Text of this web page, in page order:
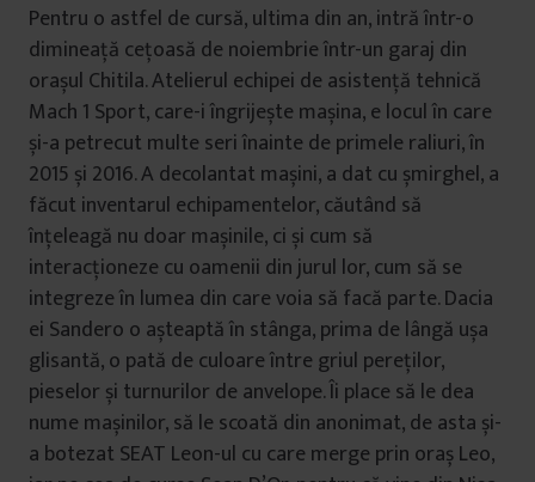
Pentru o astfel de cursă, ultima din an, intră într-o
dimineață cețoasă de noiembrie într-un garaj din
orașul Chitila. Atelierul echipei de asistență tehnică
Mach 1 Sport, care-i îngrijește mașina, e locul în care
și-a petrecut multe seri înainte de primele raliuri, în
2015 și 2016. A decolantat mașini, a dat cu șmirghel, a
făcut inventarul echipamentelor, căutând să
înțeleagă nu doar mașinile, ci și cum să
interacționeze cu oamenii din jurul lor, cum să se
integreze în lumea din care voia să facă parte. Dacia
ei Sandero o așteaptă în stânga, prima de lângă ușa
glisantă, o pată de culoare între griul pereților,
pieselor și turnurilor de anvelope. Îi place să le dea
nume mașinilor, să le scoată din anonimat, de asta și-
a botezat SEAT Leon-ul cu care merge prin oraș Leo,